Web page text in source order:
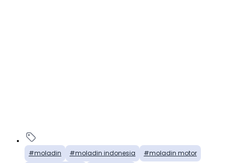
moladin moladin indonesia
moladin motor